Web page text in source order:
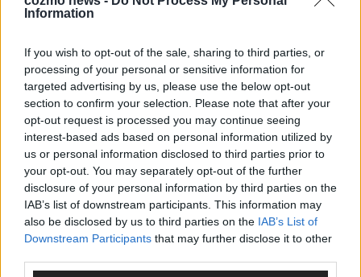
Information
If you wish to opt-out of the sale, sharing to third parties, or
processing of your personal or sensitive information for
targeted advertising by us, please use the below opt-out
section to confirm your selection. Please note that after your
opt-out request is processed you may continue seeing
interest-based ads based on personal information utilized by
us or personal information disclosed to third parties prior to
your opt-out. You may separately opt-out of the further
disclosure of your personal information by third parties on the
IAB’s list of downstream participants. This information may
also be disclosed by us to third parties on the IAB’s List of
Downstream Participants that may further disclose it to other
KEINE NEWS MEHR VERPASSEN
ANZEIGE